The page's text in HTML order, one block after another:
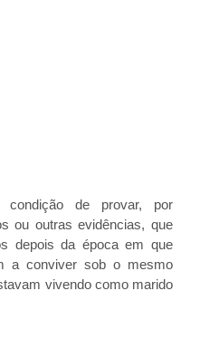
de provar, por
ou outras evidências, que
depois da época em que
a conviver sob o mesmo
vivendo como marido